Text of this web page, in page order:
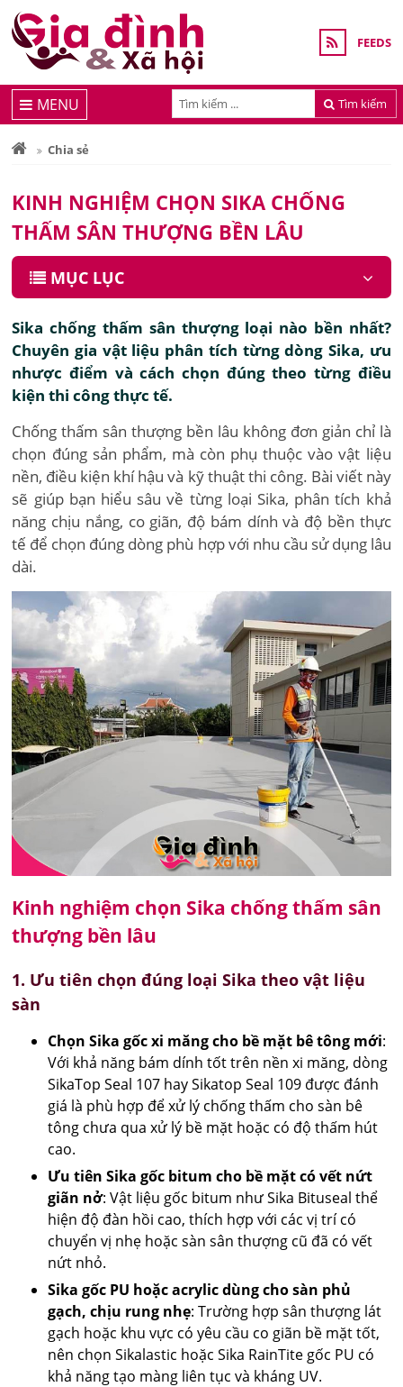
FEEDS
Tìm kiếm
MENU
Chia sẻ
KINH NGHIỆM CHỌN SIKA CHỐNG
THẤM SÂN THƯỢNG BỀN LÂU
MỤC LỤC
Sika chống thấm sân thượng loại nào bền nhất?
Chuyên gia vật liệu phân tích từng dòng Sika, ưu
nhược điểm và cách chọn đúng theo từng điều
kiện thi công thực tế.
Chống thấm sân thượng bền lâu không đơn giản chỉ là
chọn đúng sản phẩm, mà còn phụ thuộc vào vật liệu
nền, điều kiện khí hậu và kỹ thuật thi công. Bài viết này
sẽ giúp bạn hiểu sâu về từng loại Sika, phân tích khả
năng chịu nắng, co giãn, độ bám dính và độ bền thực
tế để chọn đúng dòng phù hợp với nhu cầu sử dụng lâu
dài.
Kinh nghiệm chọn Sika chống thấm sân
thượng bền lâu
1. Ưu tiên chọn đúng loại Sika theo vật liệu
sàn
Chọn Sika gốc xi măng cho bề mặt bê tông mới:
Với khả năng bám dính tốt trên nền xi măng, dòng
SikaTop Seal 107 hay Sikatop Seal 109 được đánh
giá là phù hợp để xử lý chống thấm cho sàn bê
tông chưa qua xử lý bề mặt hoặc có độ thấm hút
cao.
Ưu tiên Sika gốc bitum cho bề mặt có vết nứt
giãn nở: Vật liệu gốc bitum như Sika Bituseal thể
hiện độ đàn hồi cao, thích hợp với các vị trí có
chuyển vị nhẹ hoặc sàn sân thượng cũ đã có vết
nứt nhỏ.
Sika gốc PU hoặc acrylic dùng cho sàn phủ
gạch, chịu rung nhẹ: Trường hợp sân thượng lát
gạch hoặc khu vực có yêu cầu co giãn bề mặt tốt,
nên chọn Sikalastic hoặc Sika RainTite gốc PU có
khả năng tạo màng liên tục và kháng UV.